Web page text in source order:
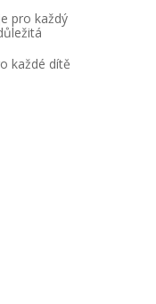
pro každý
každé dítě